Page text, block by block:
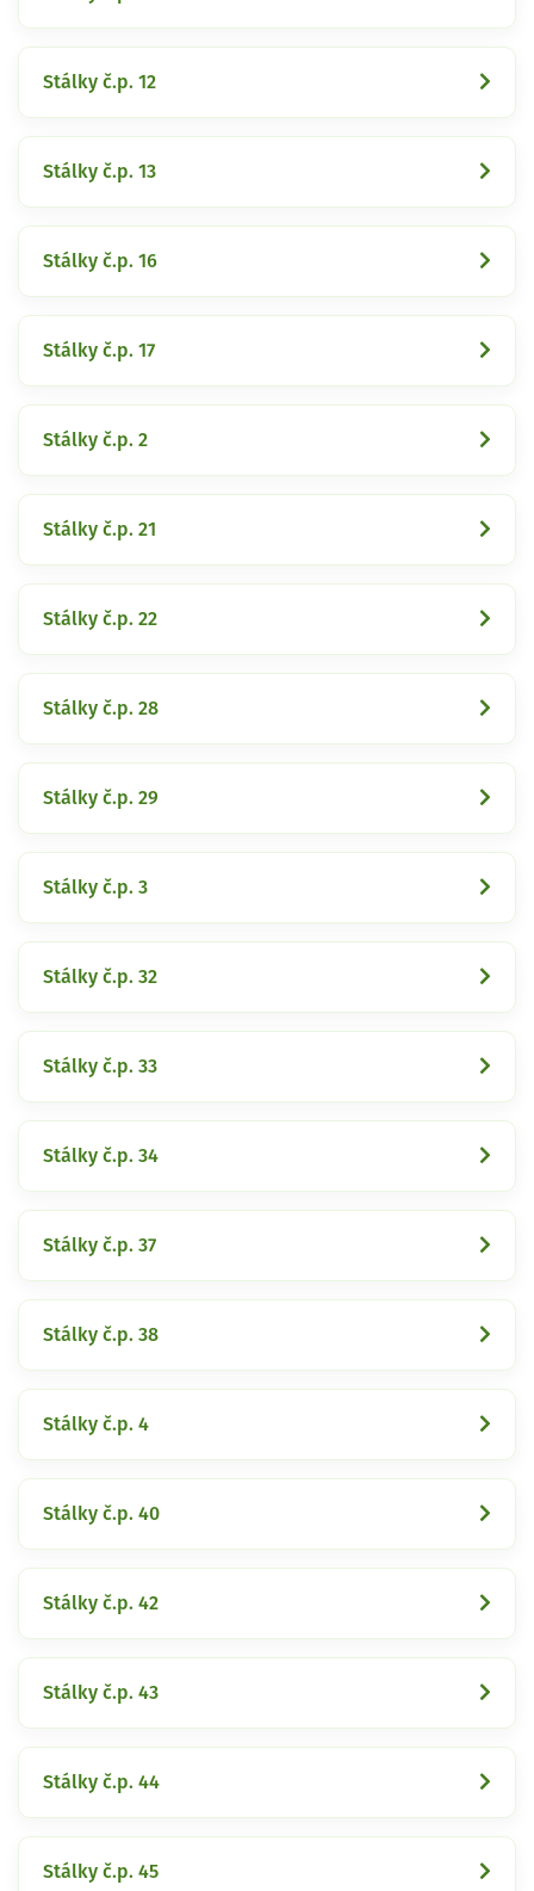
Stálky č.p. 12
Stálky č.p. 13
Stálky č.p. 16
Stálky č.p. 17
Stálky č.p. 2
Stálky č.p. 21
Stálky č.p. 22
Stálky č.p. 28
Stálky č.p. 29
Stálky č.p. 3
Stálky č.p. 32
Stálky č.p. 33
Stálky č.p. 34
Stálky č.p. 37
Stálky č.p. 38
Stálky č.p. 4
Stálky č.p. 40
Stálky č.p. 42
Stálky č.p. 43
Stálky č.p. 44
Stálky č.p. 45